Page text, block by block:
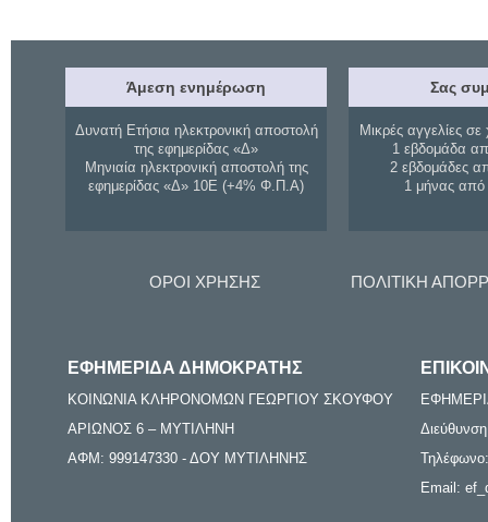
Άμεση ενημέρωση
Δυνατή Ετήσια ηλεκτρονική αποστολή
της εφημερίδας «Δ»
Μηνιαία ηλεκτρονική αποστολή της
εφημερίδας «Δ» 10Ε (+4% Φ.Π.Α)
Σας
Μικρές αγγελίες σε
1 εβδομάδα
2 εβδομάδες
1 μήνας
ΟΡΟΙ ΧΡΗΣΗΣ ΠΟΛΙΤΙΚΗ
ΕΦΗΜΕΡΙΔΑ ΔΗΜΟΚΡΑΤΗΣ
ΚΟΙΝΩΝΙΑ ΚΛΗΡΟΝΟΜΩΝ ΓΕΩΡΓΙΟΥ ΣΚΟΥΦΟΥ
ΑΡΙΩΝΟΣ 6 – ΜΥΤΙΛΗΝΗ
ΑΦΜ: 999147330 - ΔΟΥ ΜΥΤΙΛΗΝΗΣ
Email: